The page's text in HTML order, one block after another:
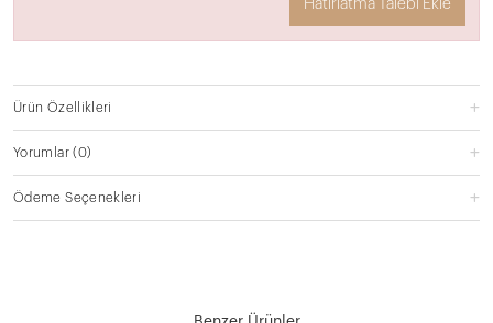
Hatırlatma Talebi Ekle
Ürün Özellikleri
Yorumlar(0)
Ödeme Seçenekleri